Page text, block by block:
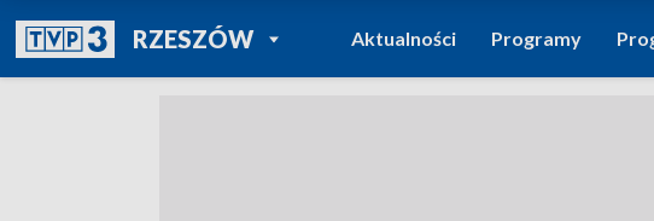
RZESZÓWPOWRÓT DO
TVP REGIONY
Aktualności Programy